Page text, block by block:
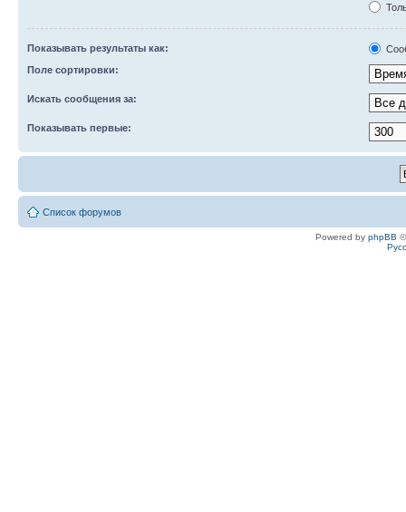
Показывать результаты как:
Поле сортировки:
Искать сообщения за:
Показывать первые:
Список форумов
Powered by phpBB